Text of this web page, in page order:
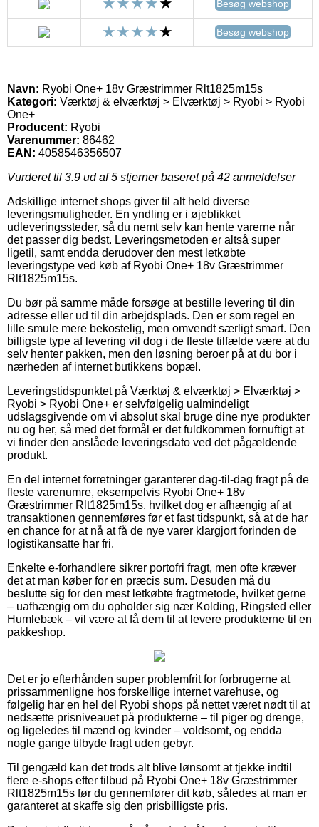
Besøg webshop
Besøg webshop
Navn: Ryobi One+ 18v Græstrimmer Rlt1825m15s
Kategori: Værktøj & elværktøj > Elværktøj > Ryobi > Ryobi
One+
Producent: Ryobi
Varenummer: 86462
EAN: 4058546356507
Vurderet til 3.9 ud af 5 stjerner baseret på 42 anmeldelser
Adskillige internet shops giver til alt held diverse
leveringsmuligheder. En yndling er i øjeblikket
udleveringssteder, så du nemt selv kan hente varerne når
det passer dig bedst. Leveringsmetoden er altså super
ligetil, samt endda derudover den mest letkøbte
leveringstype ved køb af Ryobi One+ 18v Græstrimmer
Rlt1825m15s.
Du bør på samme måde forsøge at bestille levering til din
adresse eller ud til din arbejdsplads. Den er som regel en
lille smule mere bekostelig, men omvendt særligt smart. Den
billigste type af levering vil dog i de fleste tilfælde være at du
selv henter pakken, men den løsning beroer på at du bor i
nærheden af internet butikkens bopæl.
Leveringstidspunktet på Værktøj & elværktøj > Elværktøj >
Ryobi > Ryobi One+ er selvfølgelig ualmindeligt
udslagsgivende om vi absolut skal bruge dine nye produkter
nu og her, så med det formål er det fuldkommen fornuftigt at
vi finder den anslåede leveringsdato ved det pågældende
produkt.
En del internet forretninger garanterer dag-til-dag fragt på de
fleste varenumre, eksempelvis Ryobi One+ 18v
Græstrimmer Rlt1825m15s, hvilket dog er afhængig af at
transaktionen gennemføres før et fast tidspunkt, så at de har
en chance for at nå at få de nye varer klargjort forinden de
logistikansatte har fri.
Enkelte e-forhandlere sikrer portofri fragt, men ofte kræver
det at man køber for en præcis sum. Desuden må du
beslutte sig for den mest letkøbte fragtmetode, hvilket gerne
– uafhængig om du opholder sig nær Kolding, Ringsted eller
Humlebæk – vil være at få dem til at levere produkterne til en
pakkeshop.
Det er jo efterhånden super problemfrit for forbrugerne at
prissammenligne hos forskellige internet varehuse, og
følgelig har en hel del Ryobi shops på nettet været nødt til at
nedsætte prisniveauet på produkterne – til piger og drenge,
og ligeledes til mænd og kvinder – voldsomt, og endda
nogle gange tilbyde fragt uden gebyr.
Til gengæld kan det trods alt blive lønsomt at tjekke indtil
flere e-shops efter tilbud på Ryobi One+ 18v Græstrimmer
Rlt1825m15s før du gennemfører dit køb, således at man er
garanteret at skaffe sig den prisbilligste pris.